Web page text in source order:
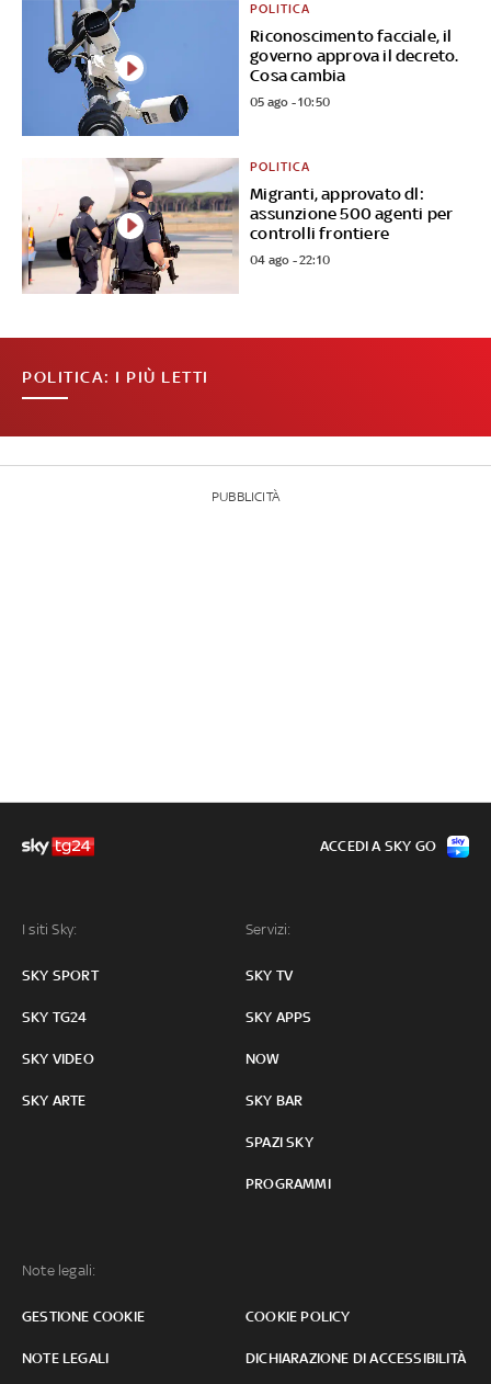
Riconoscimento facciale, il
governo approva il decreto.
Cosa cambia
POLITICA
05 ago - 10:50
Migranti, approvato dl:
assunzione 500 agenti per
controlli frontiere
POLITICA
04 ago - 22:10
POLITICA: I PIÙ LETTI
PUBBLICITÀ
I siti Sky:
SKY SPORT
SKY TG24
SKY VIDEO
SKY ARTE
Servizi:
SKY TV
SKY APPS
NOW
SKY BAR
SPAZI SKY
PROGRAMMI
Note legali:
GESTIONE COOKIE COOKIE POLICY
NOTE LEGALI DICHIARAZIONE DI ACCESSIBILITÀ
ACCEDI A SKY GO